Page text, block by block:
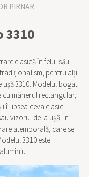
PIRNAR
3310
clasică în felul său.
pentru alții
ușă 3310. Modelul bogat
mânerul rectangular,
îi lipsea ceva clasic.
vizorul de la ușă. În
atemporală, care se
3310 este